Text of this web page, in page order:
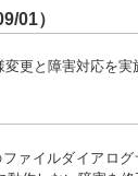
01）
更と障害対応を実
ァイルダイアログ